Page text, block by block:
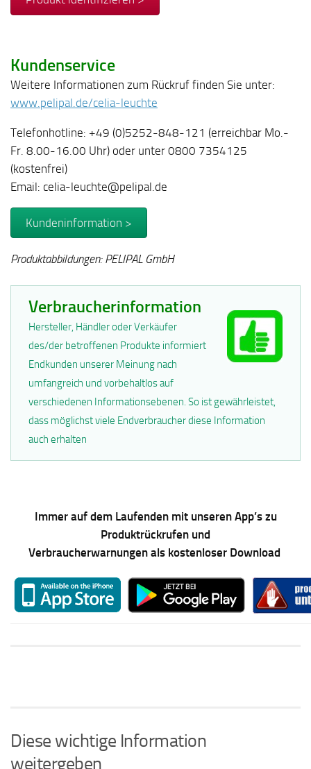
Kundenservice
Weitere Informationen zum Rückruf finden Sie unter:
www.pelipal.de/celia-leuchte
Telefonhotline: +49 (0)5252-848-121 (erreichbar Mo.-
Fr. 8.00-16.00 Uhr) oder unter 0800 7354125
(kostenfrei)
Email: celia-leuchte@pelipal.de
Kundeninformation >
Produktabbildungen: PELIPAL GmbH
Verbraucherinformation
Hersteller, Händler oder Verkäufer
des/der betroffenen Produkte informiert
Endkunden unserer Meinung nach
umfangreich und vorbehaltlos auf
verschiedenen Informationsebenen. So ist gewährleistet,
dass möglichst viele Endverbraucher diese Information
auch erhalten
Immer auf dem Laufenden mit unseren App’s zu
Produktrückrufen und
Verbraucherwarnungen als kostenloser Download
Diese wichtige Information
weitergeben